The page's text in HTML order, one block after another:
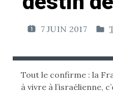
P
B
L
7 JUIN 2017
P
B
Tout le confirme : la
à vivre à l’israélienne,